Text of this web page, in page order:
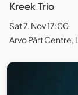
Kreek Trio
Sat 7. Nov 17:00
Arvo Pärt Centre,